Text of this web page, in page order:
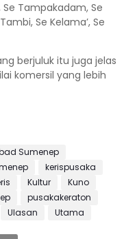
Tampakadam, Se
Se Kelama’, Se
berjuluk itu juga jelas
komersil yang lebih
Sumenep
kerispusaka
Kultur
Kuno
pusakakeraton
Ulasan Utama